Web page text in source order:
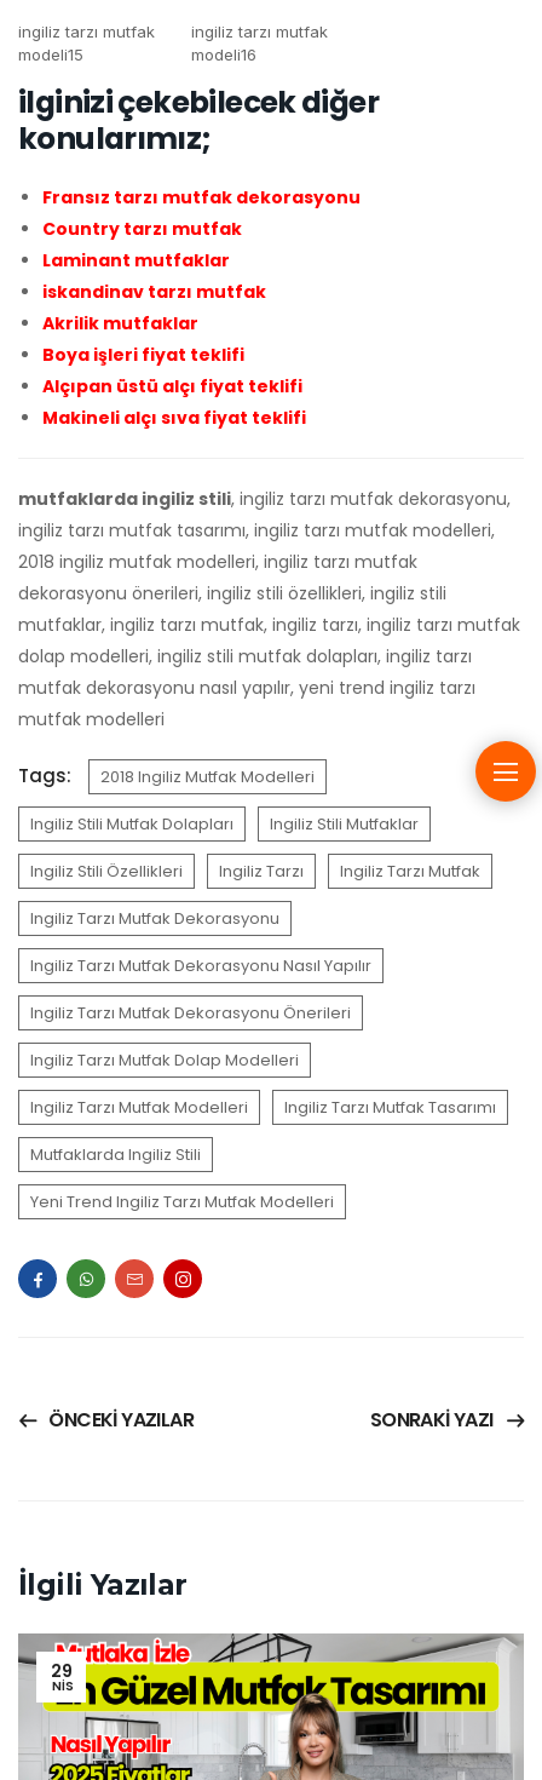
ingiliz tarzı mutfak
modeli15
ingiliz tarzı mutfak
modeli16
ilginizi çekebilecek diğer
konularımız;
Fransız tarzı mutfak dekorasyonu
Country tarzı mutfak
Laminant mutfaklar
iskandinav tarzı mutfak
Akrilik mutfaklar
Boya işleri fiyat teklifi
Alçıpan üstü alçı fiyat teklifi
Makineli alçı sıva fiyat teklifi
mutfaklarda ingiliz stili, ingiliz tarzı mutfak dekorasyonu,
ingiliz tarzı mutfak tasarımı, ingiliz tarzı mutfak modelleri,
2018 ingiliz mutfak modelleri, ingiliz tarzı mutfak
dekorasyonu önerileri, ingiliz stili özellikleri, ingiliz stili
mutfaklar, ingiliz tarzı mutfak, ingiliz tarzı, ingiliz tarzı mutfak
dolap modelleri, ingiliz stili mutfak dolapları, ingiliz tarzı
mutfak dekorasyonu nasıl yapılır, yeni trend ingiliz tarzı
mutfak modelleri
Tags: 2018 Ingiliz Mutfak Modelleri
Ingiliz Stili Mutfak Dolapları Ingiliz Stili Mutfaklar
Ingiliz Stili Özellikleri Ingiliz Tarzı Ingiliz Tarzı Mutfak
Ingiliz Tarzı Mutfak Dekorasyonu
Ingiliz Tarzı Mutfak Dekorasyonu Nasıl Yapılır
Ingiliz Tarzı Mutfak Dekorasyonu Önerileri
Ingiliz Tarzı Mutfak Dolap Modelleri
Ingiliz Tarzı Mutfak Modelleri Ingiliz Tarzı Mutfak Tasarımı
Mutfaklarda Ingiliz Stili
Yeni Trend Ingiliz Tarzı Mutfak Modelleri
ÖNCEKI YAZILAR SONRAKI YAZI
İlgili Yazılar
29
NIS